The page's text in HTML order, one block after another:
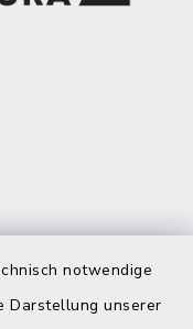
notwendige
Darstellung unserer